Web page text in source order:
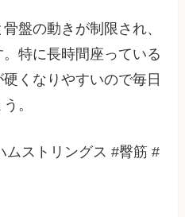
盤の動きが制限され、
特に長時間座っている
くなりやすいので毎日
。
ムストリングス #臀筋 #